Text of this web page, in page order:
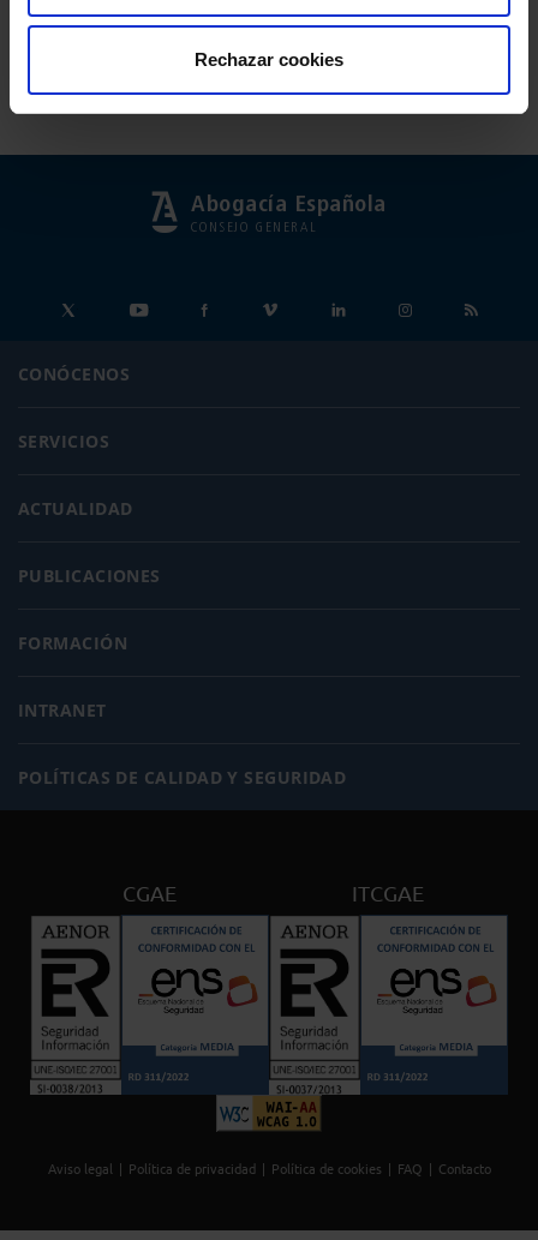
Rechazar cookies
Comparte:
Abogacía Española
CONSEJO GENERAL
CONÓCENOS
SERVICIOS
ACTUALIDAD
PUBLICACIONES
FORMACIÓN
INTRANET
POLÍTICAS DE CALIDAD Y SEGURIDAD
CGAE ITCGAE
Aviso legal Política de privacidad Política de cookies FAQ Contacto